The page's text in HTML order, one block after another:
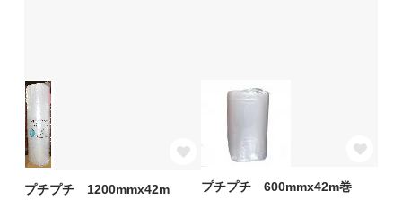
プチプチ 1200mmx42m
プチプチ 600mmx42m巻